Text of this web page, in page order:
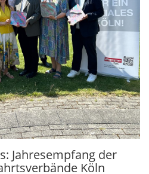
Jahresempfang der
Köln